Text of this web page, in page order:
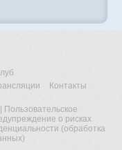
Контакты
Пользовательское
о рисках
(обработка